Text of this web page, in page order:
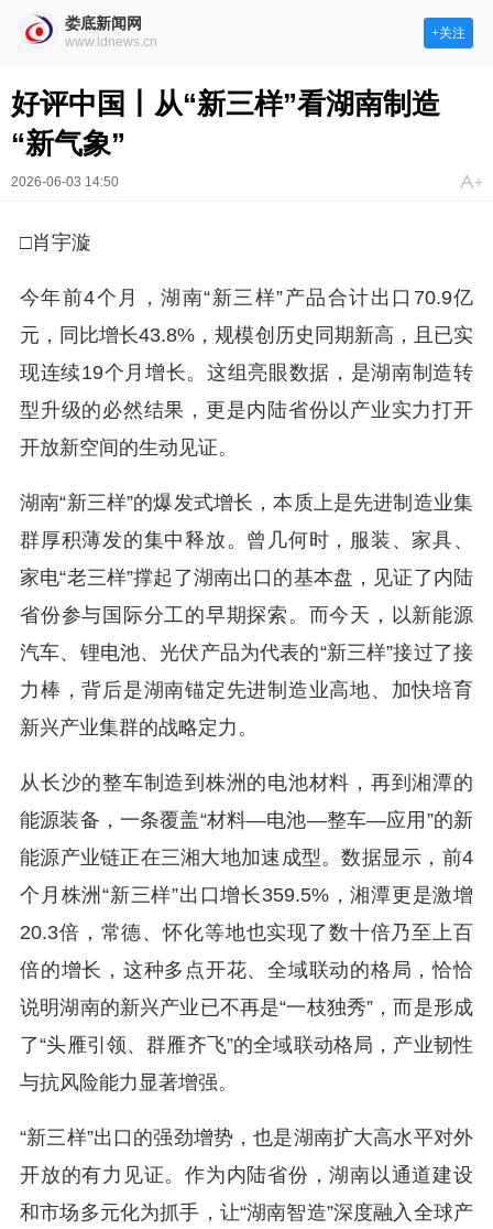
娄底新闻网
www.ldnews.cn
+关注
好评中国丨从“新三样”看湖南制造
“新气象”
2026-06-03 14:50
□肖宇漩
今年前4个月，湖南“新三样”产品合计出口70.9亿
元，同比增长43.8%，规模创历史同期新高，且已实
现连续19个月增长。这组亮眼数据，是湖南制造转
型升级的必然结果，更是内陆省份以产业实力打开
开放新空间的生动见证。
湖南“新三样”的爆发式增长，本质上是先进制造业集
群厚积薄发的集中释放。曾几何时，服装、家具、
家电“老三样”撑起了湖南出口的基本盘，见证了内陆
省份参与国际分工的早期探索。而今天，以新能源
汽车、锂电池、光伏产品为代表的“新三样”接过了接
力棒，背后是湖南锚定先进制造业高地、加快培育
新兴产业集群的战略定力。
从长沙的整车制造到株洲的电池材料，再到湘潭的
能源装备，一条覆盖“材料—电池—整车—应用”的新
能源产业链正在三湘大地加速成型。数据显示，前4
个月株洲“新三样”出口增长359.5%，湘潭更是激增
20.3倍，常德、怀化等地也实现了数十倍乃至上百
倍的增长，这种多点开花、全域联动的格局，恰恰
说明湖南的新兴产业已不再是“一枝独秀”，而是形成
了“头雁引领、群雁齐飞”的全域联动格局，产业韧性
与抗风险能力显著增强。
“新三样”出口的强劲增势，也是湖南扩大高水平对外
开放的有力见证。作为内陆省份，湖南以通道建设
和市场多元化为抓手，让“湖南智造”深度融入全球产